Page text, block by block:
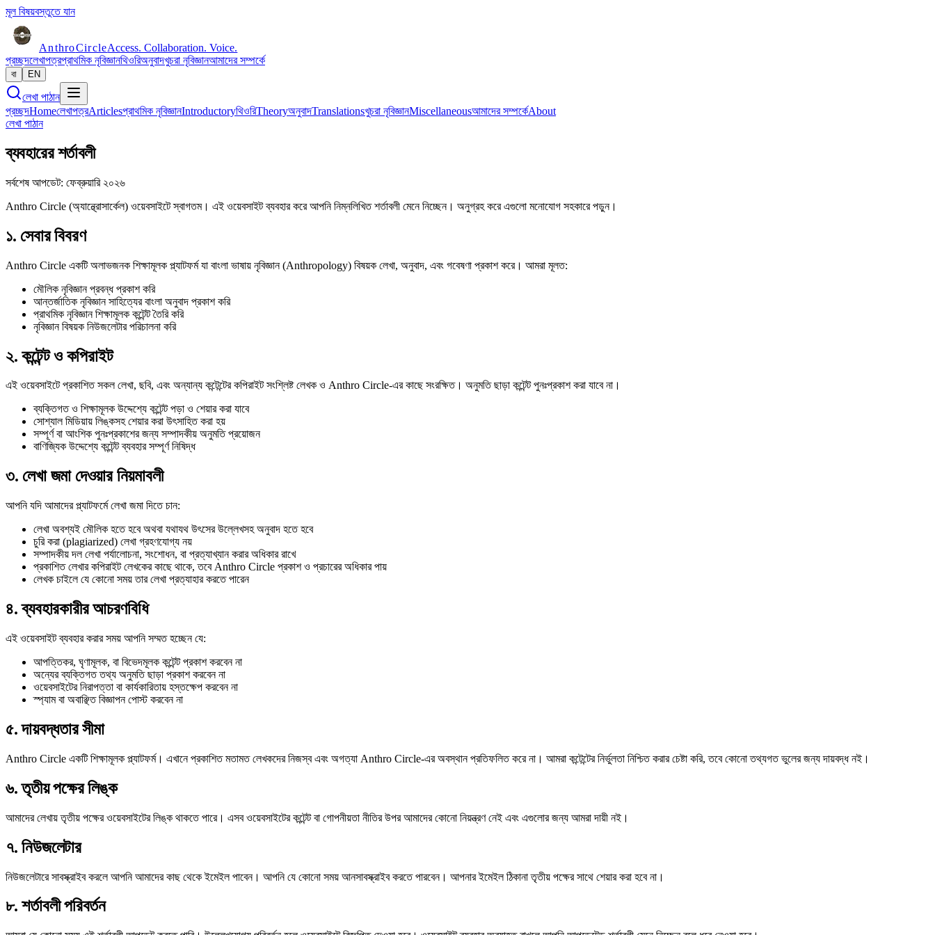
মূল বিষয়বস্তুতে যান
AnthroCircleAccess. Collaboration. Voice.
প্রচ্ছদলেখাপত্রপ্রাথমিক নৃবিজ্ঞানথিওরিঅনুবাদখুচরা নৃবিজ্ঞানআমাদের সম্পর্কে
বা EN
লেখা পাঠান
প্রচ্ছদHomeলেখাপত্রArticlesপ্রাথমিক নৃবিজ্ঞানIntroductoryথিওরিTheoryঅনুবাদTranslationsখুচরা নৃবিজ্ঞানMiscellaneousআমাদের সম্পর্কেAbout
লেখা পাঠান
ব্যবহারের শর্তাবলী
সর্বশেষ আপডেট: ফেব্রুয়ারি ২০২৬
Anthro Circle (অ্যান্থ্রোসার্কেল) ওয়েবসাইটে স্বাগতম। এই ওয়েবসাইট ব্যবহার করে আপনি নিম্নলিখিত শর্তাবলী মেনে নিচ্ছেন। অনুগ্রহ করে এগুলো মনোযোগ সহকারে পড়ুন।
১. সেবার বিবরণ
Anthro Circle একটি অলাভজনক শিক্ষামূলক প্ল্যাটফর্ম যা বাংলা ভাষায় নৃবিজ্ঞান (Anthropology) বিষয়ক লেখা, অনুবাদ, এবং গবেষণা প্রকাশ করে। আমরা মূলত:
মৌলিক নৃবিজ্ঞান প্রবন্ধ প্রকাশ করি
আন্তর্জাতিক নৃবিজ্ঞান সাহিত্যের বাংলা অনুবাদ প্রকাশ করি
প্রাথমিক নৃবিজ্ঞান শিক্ষামূলক কন্টেন্ট তৈরি করি
নৃবিজ্ঞান বিষয়ক নিউজলেটার পরিচালনা করি
২. কন্টেন্ট ও কপিরাইট
এই ওয়েবসাইটে প্রকাশিত সকল লেখা, ছবি, এবং অন্যান্য কন্টেন্টের কপিরাইট সংশ্লিষ্ট লেখক ও Anthro Circle-এর কাছে সংরক্ষিত। অনুমতি ছাড়া কন্টেন্ট পুনঃপ্রকাশ করা যাবে না।
ব্যক্তিগত ও শিক্ষামূলক উদ্দেশ্যে কন্টেন্ট পড়া ও শেয়ার করা যাবে
সোশ্যাল মিডিয়ায় লিঙ্কসহ শেয়ার করা উৎসাহিত করা হয়
সম্পূর্ণ বা আংশিক পুনঃপ্রকাশের জন্য সম্পাদকীয় অনুমতি প্রয়োজন
বাণিজ্যিক উদ্দেশ্যে কন্টেন্ট ব্যবহার সম্পূর্ণ নিষিদ্ধ
৩. লেখা জমা দেওয়ার নিয়মাবলী
আপনি যদি আমাদের প্ল্যাটফর্মে লেখা জমা দিতে চান:
লেখা অবশ্যই মৌলিক হতে হবে অথবা যথাযথ উৎসের উল্লেখসহ অনুবাদ হতে হবে
চুরি করা (plagiarized) লেখা গ্রহণযোগ্য নয়
সম্পাদকীয় দল লেখা পর্যালোচনা, সংশোধন, বা প্রত্যাখ্যান করার অধিকার রাখে
প্রকাশিত লেখার কপিরাইট লেখকের কাছে থাকে, তবে Anthro Circle প্রকাশ ও প্রচারের অধিকার পায়
লেখক চাইলে যে কোনো সময় তার লেখা প্রত্যাহার করতে পারেন
৪. ব্যবহারকারীর আচরণবিধি
এই ওয়েবসাইট ব্যবহার করার সময় আপনি সম্মত হচ্ছেন যে:
আপত্তিকর, ঘৃণামূলক, বা বিভেদমূলক কন্টেন্ট প্রকাশ করবেন না
অন্যের ব্যক্তিগত তথ্য অনুমতি ছাড়া প্রকাশ করবেন না
ওয়েবসাইটের নিরাপত্তা বা কার্যকারিতায় হস্তক্ষেপ করবেন না
স্প্যাম বা অবাঞ্ছিত বিজ্ঞাপন পোস্ট করবেন না
৫. দায়বদ্ধতার সীমা
Anthro Circle একটি শিক্ষামূলক প্ল্যাটফর্ম। এখানে প্রকাশিত মতামত লেখকদের নিজস্ব এবং অগত্যা Anthro Circle-এর অবস্থান প্রতিফলিত করে না। আমরা কন্টেন্টের নির্ভুলতা নিশ্চিত করার চেষ্টা করি, তবে কোনো তথ্যগত ভুলের জন্য দায়বদ্ধ নই।
৬. তৃতীয় পক্ষের লিঙ্ক
আমাদের লেখায় তৃতীয় পক্ষের ওয়েবসাইটের লিঙ্ক থাকতে পারে। এসব ওয়েবসাইটের কন্টেন্ট বা গোপনীয়তা নীতির উপর আমাদের কোনো নিয়ন্ত্রণ নেই এবং এগুলোর জন্য আমরা দায়ী নই।
৭. নিউজলেটার
নিউজলেটারে সাবস্ক্রাইব করলে আপনি আমাদের কাছ থেকে ইমেইল পাবেন। আপনি যে কোনো সময় আনসাবস্ক্রাইব করতে পারবেন। আপনার ইমেইল ঠিকানা তৃতীয় পক্ষের সাথে শেয়ার করা হবে না।
৮. শর্তাবলী পরিবর্তন